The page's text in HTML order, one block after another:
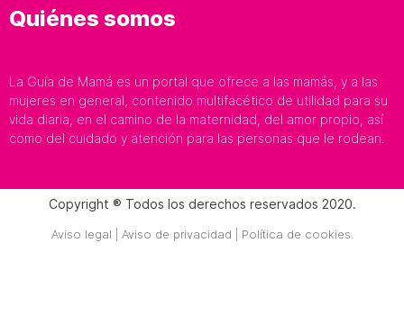
Quiénes somos
La Guía de Mamá es un portal que ofrece a las mamás, y a las
mujeres en general, contenido multifacético de utilidad para su
vida diaria, en el camino de la maternidad, del amor propio, así
como del cuidado y atención para las personas que le rodean.
Copyright ® Todos los derechos reservados 2020.
Aviso legal | Aviso de privacidad | Política de cookies.